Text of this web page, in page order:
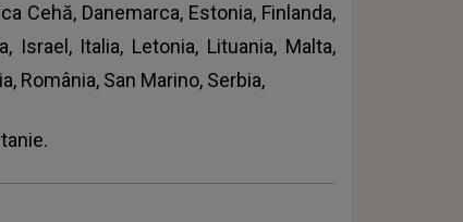
Cehă, Danemarca, Estonia, Finlanda,
Israel, Italia, Letonia, Lituania, Malta,
România, San Marino, Serbia,